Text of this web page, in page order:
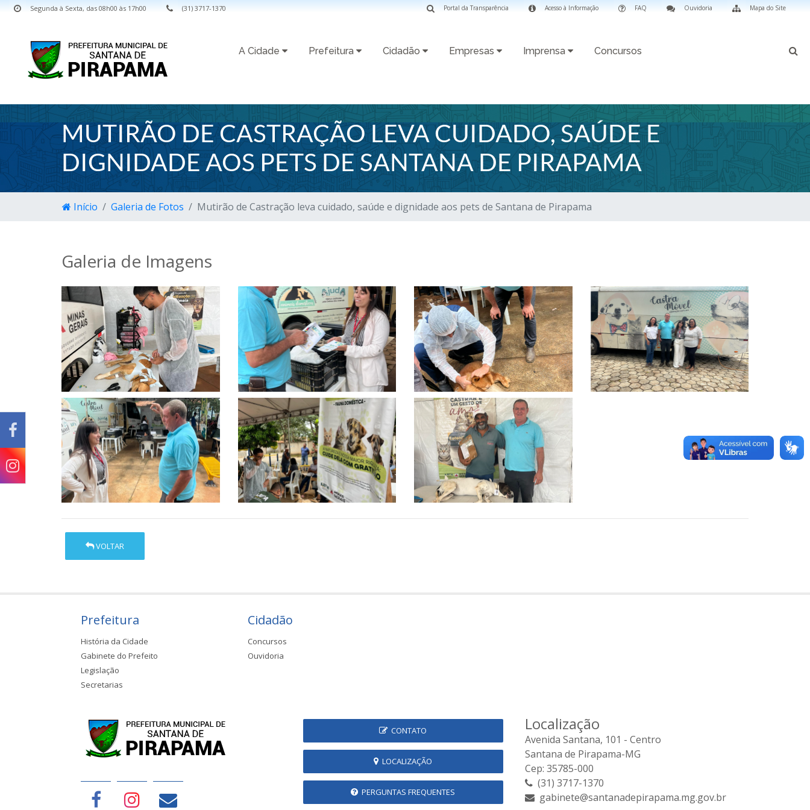
Segunda à Sexta, das 08h00 às 17h00 (31) 3717-1370 Mapa do Site
Ouvidoria
FAQ
Acesso à Informação
Portal da Transparência
A Cidade Prefeitura Cidadão Empresas Imprensa Concursos
MUTIRÃO DE CASTRAÇÃO LEVA CUIDADO, SAÚDE E
DIGNIDADE AOS PETS DE SANTANA DE PIRAPAMA
Início Galeria de Fotos Mutirão de Castração leva cuidado, saúde e dignidade aos pets de Santana de Pirapama
Galeria de Imagens
VOLTAR
Prefeitura
História da Cidade
Gabinete do Prefeito
Legislação
Secretarias
Cidadão
Concursos
Ouvidoria
CONTATO
LOCALIZAÇÃO
PERGUNTAS FREQUENTES
Localização
Avenida Santana, 101 - Centro
Santana de Pirapama-MG
Cep: 35785-000
(31) 3717-1370
gabinete@santanadepirapama.mg.gov.br